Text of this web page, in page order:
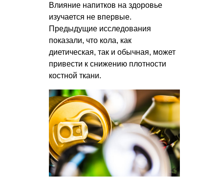
Влияние напитков на здоровье
изучается не впервые.
Предыдущие исследования
показали, что кола, как
диетическая, так и обычная, может
привести к снижению плотности
костной ткани.